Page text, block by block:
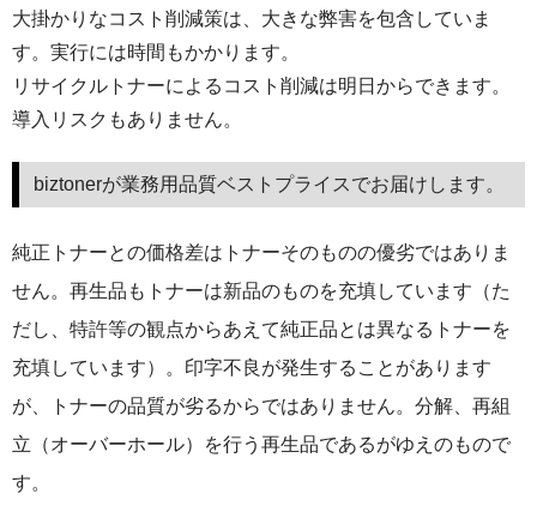
大掛かりなコスト削減策は、大きな弊害を包含していま
す。実行には時間もかかります。
リサイクルトナーによるコスト削減は明日からできます。
導入リスクもありません。
biztonerが業務用品質ベストプライスでお届けします。
純正トナーとの価格差はトナーそのものの優劣ではありま
せん。再生品もトナーは新品のものを充填しています（た
だし、特許等の観点からあえて純正品とは異なるトナーを
充填しています）。印字不良が発生することがあります
が、トナーの品質が劣るからではありません。分解、再組
立（オーバーホール）を行う再生品であるがゆえのもので
す。